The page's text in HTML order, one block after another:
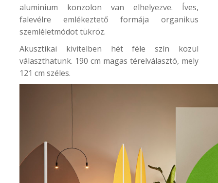
aluminium konzolon van elhelyezve. Íves,
falevélre emlékeztető formája organikus
szemléletmódot tükröz.
Akusztikai kivitelben hét féle szín közül
választhatunk. 190 cm magas térelválasztó, mely
121 cm széles.